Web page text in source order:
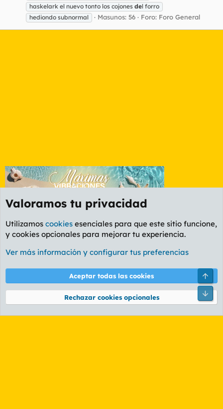
haskelark el nuevo tonto los cojones del forro
hediondo subnormal
Masunos: 56 Foro: Foro General
Etiquetas
Cookies
PL OLDSTYLE AMARILLO
Términos y reglas Política de privacidad Ayuda
Community platform by XenForo® © 2010-2026 XenForo Ltd.
Valoramos tu privacidad
Utilizamos cookies esenciales para que este sitio funcione,
y cookies opcionales para mejorar tu experiencia.
Ver más información y configurar tus preferencias
Aceptar todas las cookies
Rechazar cookies opcionales
Pie